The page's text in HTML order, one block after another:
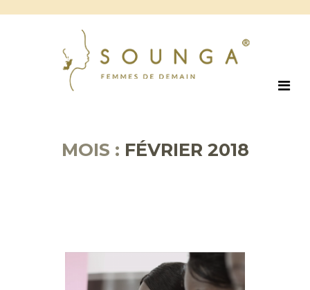
MOIS : FÉVRIER 2018